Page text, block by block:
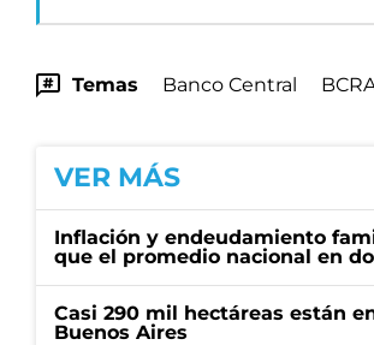
Temas Banco Central
VER MÁS
Inflación y endeudamiento
que el promedio nacional en
Casi 290 mil hectáreas están
Buenos Aires